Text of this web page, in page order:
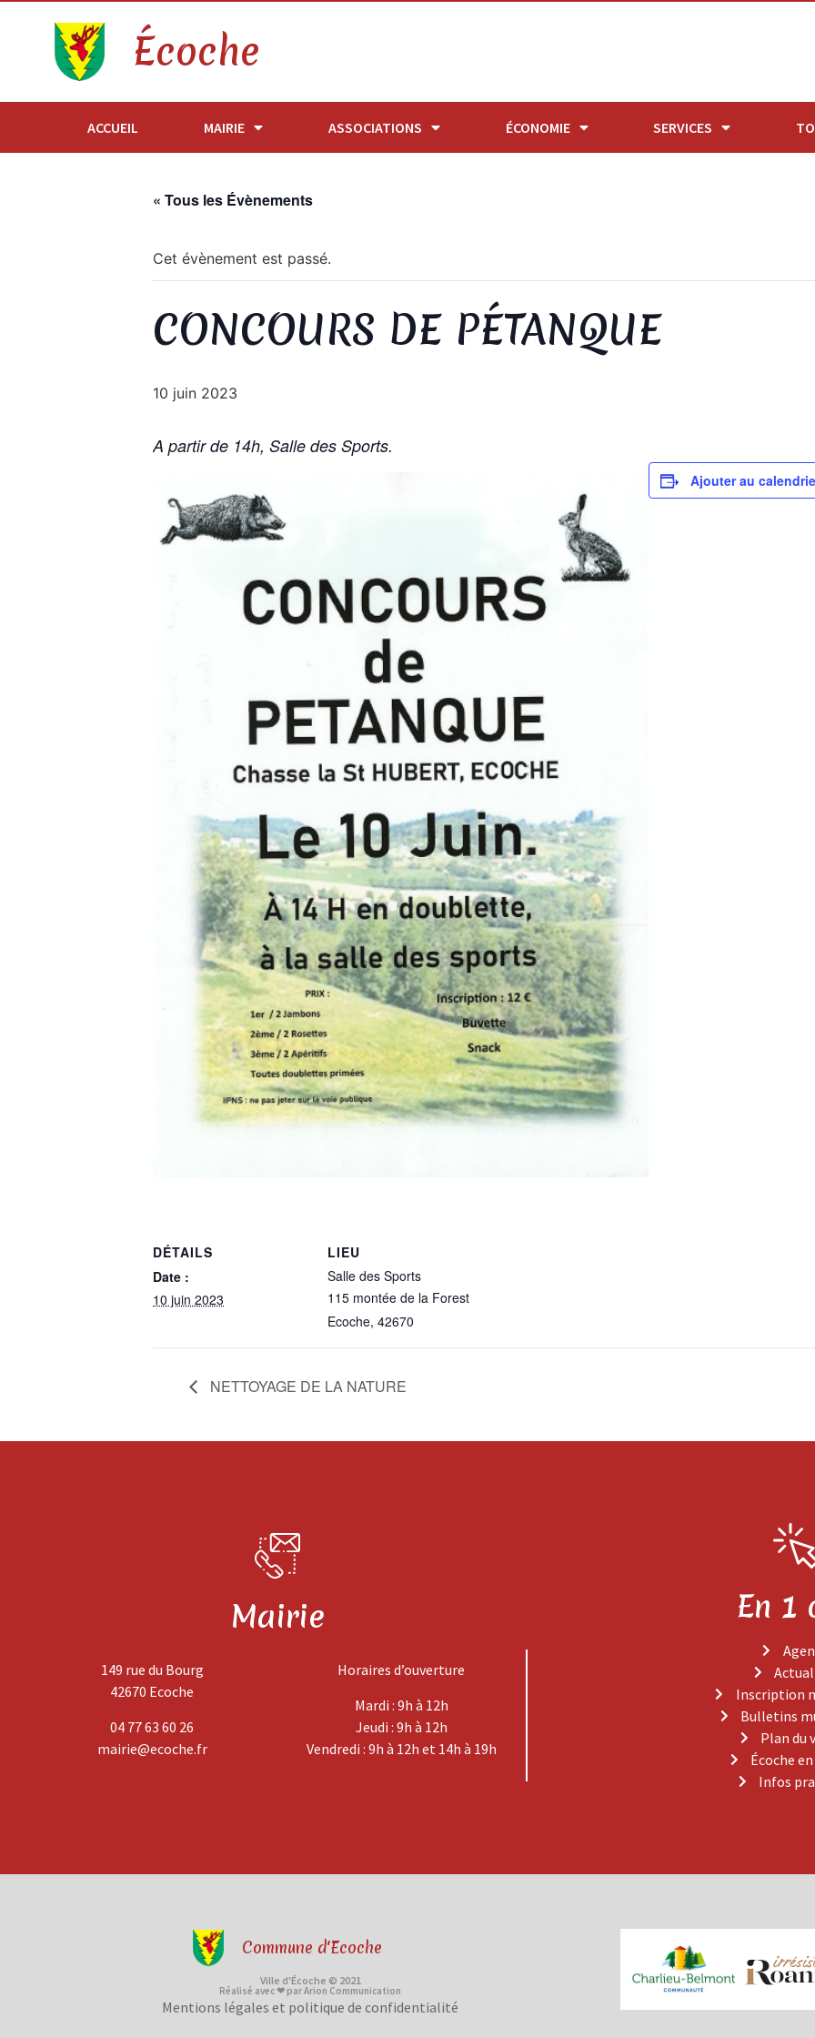
Écoche
ACCUEIL MAIRIE ASSOCIATIONS ÉCONOMIE SERVICES
« Tous les Évènements
Cet évènement est passé.
CONCOURS DE PÉTANQUE
10 juin 2023
A partir de 14h, Salle des Sports.
Ajouter au
DÉTAILS
Date :
10 juin 2023
LIEU
Salle des Sports
115 montée de la Forest
Ecoche, 42670
NETTOYAGE DE LA NATURE
Mairie
149 rue du Bourg
42670 Ecoche
04 77 63 60 26
mairie@ecoche.fr
Horaires d’ouverture
Mardi : 9h à 12h
Jeudi : 9h à 12h
Vendredi : 9h à 12h et 14h à 19h
En 1
Inscription
Bulletins
Plan du
Écoche
Infos
Commune d'Ecoche
Ville d'Écoche © 2021
Réalisé avec ❤ par Arion Communication
Mentions légales et politique de confidentialité